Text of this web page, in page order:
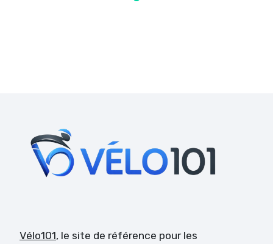
Vélo101, le site de référence pour les